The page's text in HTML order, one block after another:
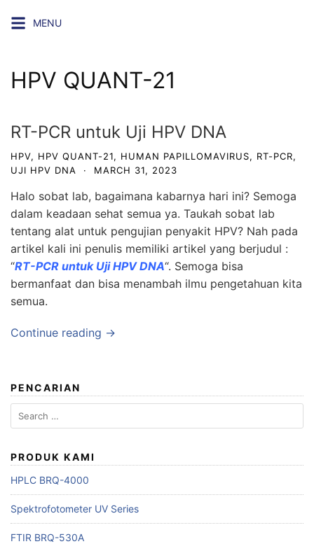
MENU
HPV QUANT-21
RT-PCR untuk Uji HPV DNA
HPV, HPV QUANT-21, HUMAN PAPILLOMAVIRUS, RT-PCR,
UJI HPV DNA
· MARCH 31, 2023
Halo sobat lab, bagaimana kabarnya hari ini? Semoga
dalam keadaan sehat semua ya. Taukah sobat lab
tentang alat untuk pengujian penyakit HPV? Nah pada
artikel kali ini penulis memiliki artikel yang berjudul :
“RT-PCR untuk Uji HPV DNA“. Semoga bisa
bermanfaat dan bisa menambah ilmu pengetahuan kita
semua.
Continue reading →
PENCARIAN
Search
for:
PRODUK KAMI
HPLC BRQ-4000
Spektrofotometer UV Series
FTIR BRQ-530A